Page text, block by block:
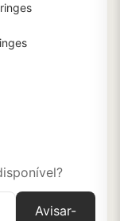
Avisar-